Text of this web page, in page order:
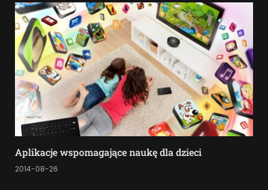
Aplikacje wspomagające naukę dla dzieci
2014-08-26